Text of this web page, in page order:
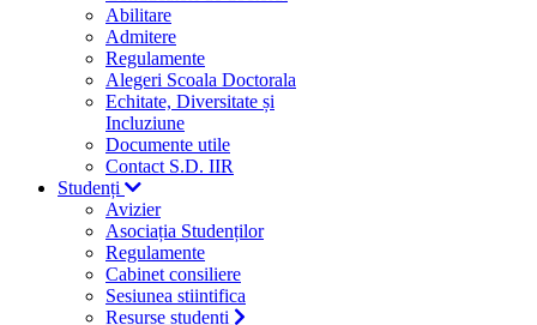
Abilitare
Admitere
Regulamente
Alegeri Scoala Doctorala
Echitate, Diversitate și
Incluziune
Documente utile
Contact S.D. IIR
Studenți
Avizier
Asociația Studenților
Regulamente
Cabinet consiliere
Sesiunea stiintifica
Resurse studenti